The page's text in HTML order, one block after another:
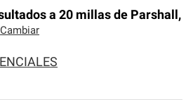
a 20 millas de Parshall,
Cambiar